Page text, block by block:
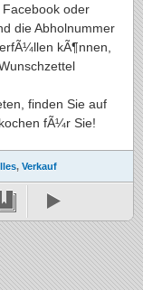
oder
die Abholnummer
kÃ¶nnen,
finden Sie auf
fÃ¼r Sie!
, Verkauf